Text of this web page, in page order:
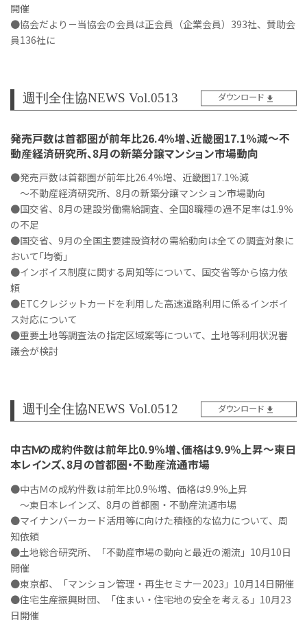
開催
●協会だより－当協会の会員は正会員（企業会員）393社、賛助会
員136社に
週刊全住協NEWS Vol.0513 ダウンロード
発売戸数は首都圏が前年比26.4％増、近畿圏17.1％減～不
動産経済研究所、8月の新築分譲マンション市場動向
●発売戸数は首都圏が前年比26.4％増、近畿圏17.1％減
～不動産経済研究所、8月の新築分譲マンション市場動向
●国交省、8月の建設労働需給調査、全国8職種の過不足率は1.9％
の不足
●国交省、9月の全国主要建設資材の需給動向は全ての調査対象に
おいて｢均衡｣
●インボイス制度に関する周知等について、国交省等から協力依
頼
●ETCクレジットカードを利用した高速道路利用に係るインボイ
ス対応について
●重要土地等調査法の指定区域案等について、土地等利用状況審
議会が検討
週刊全住協NEWS Vol.0512 ダウンロード
中古Ｍの成約件数は前年比0.9％増、価格は9.9％上昇～東日
本レインズ、8月の首都圏・不動産流通市場
●中古Ｍの成約件数は前年比0.9％増、価格は9.9％上昇
～東日本レインズ、8月の首都圏・不動産流通市場
●マイナンバーカード活用等に向けた積極的な協力について、周
知依頼
●土地総合研究所、「不動産市場の動向と最近の潮流」10月10日
開催
●東京都、「マンション管理・再生セミナー2023」10月14日開催
●住宅生産振興財団、「住まい・住宅地の安全を考える」10月23
日開催